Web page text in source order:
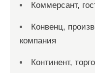
Коммерсант,
Конвенц,
компания
Континент,